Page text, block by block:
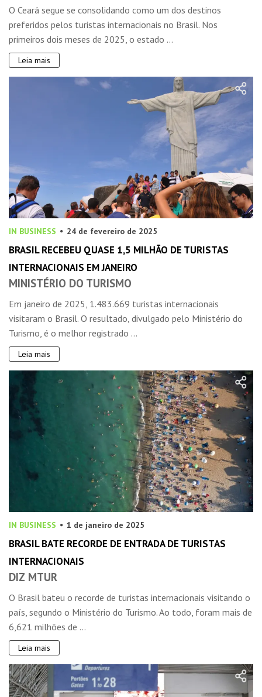
O Ceará segue se consolidando como um dos destinos
preferidos pelos turistas internacionais no Brasil. Nos
primeiros dois meses de 2025, o estado ...
Leia mais
IN BUSINESS 24 de fevereiro de 2025
BRASIL RECEBEU QUASE 1,5 MILHÃO DE TURISTAS
INTERNACIONAIS EM JANEIRO
MINISTÉRIO DO TURISMO
Em janeiro de 2025, 1.483.669 turistas internacionais
visitaram o Brasil. O resultado, divulgado pelo Ministério do
Turismo, é o melhor registrado ...
Leia mais
IN BUSINESS 1 de janeiro de 2025
BRASIL BATE RECORDE DE ENTRADA DE TURISTAS
INTERNACIONAIS
DIZ MTUR
O Brasil bateu o recorde de turistas internacionais visitando o
país, segundo o Ministério do Turismo. Ao todo, foram mais de
6,621 milhões de ...
Leia mais